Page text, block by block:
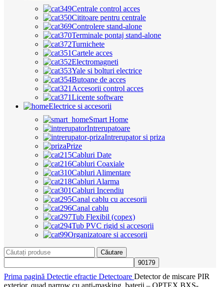
Centrale control acces
Cititoare pentru centrale
Controlere stand-alone
Terminale pontaj stand-alone
Turnichete
Cartele acces
Electromagneti
Yale si bolturi electrice
Butoane de acces
Accesorii control acces
Licente software
Electrice si accesorii
Smart Home
Intrerupatoare
Intrerupator si priza
Prize
Cabluri Date
Cabluri Coaxiale
Cabluri Alimentare
Cabluri Alarma
Cabluri Incendiu
Canal cablu cu accesorii
Canal cablu
Tub Flexibil (copex)
Tub PVC rigid si accesorii
Organizatoare si accesorii
Căutare
Prima pagină Detectie efractie Detectoare Detector de miscare PIR
exterior, quad narrow cu anti-masking, baterii – OPTEX BXS-